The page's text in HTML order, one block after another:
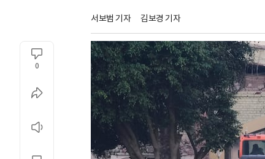
서보범 기자 김보경 기자
0